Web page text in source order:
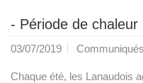
- Période de chaleur
03/07/2019 Communiqués
Chaque été, les Lanaudois